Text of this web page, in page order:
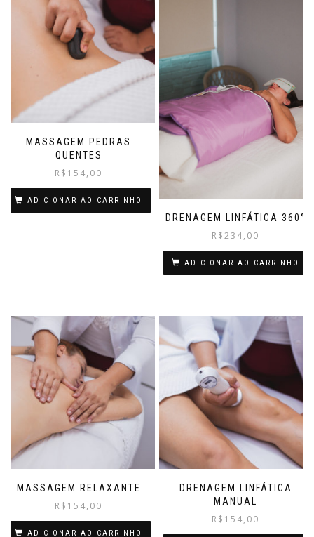
MASSAGEM PEDRAS
QUENTES
R$ 154,00
ADICIONAR AO CARRINHO
DRENAGEM LINFÁTICA 360°
R$234,00
ADICIONAR AO CARRINHO
MASSAGEM RELAXANTE
R$ 154,00
ADICIONAR AO CARRINHO
DRENAGEM LINFÁTICA
MANUAL
R$ 154,00